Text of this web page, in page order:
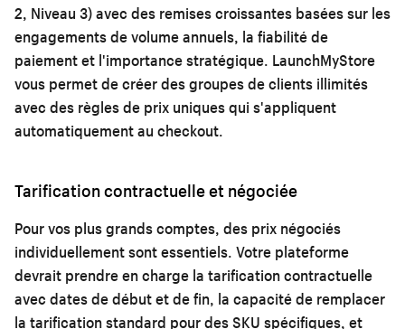
2, Niveau 3) avec des remises croissantes basées sur les
engagements de volume annuels, la fiabilité de
paiement et l'importance stratégique. LaunchMyStore
vous permet de créer des groupes de clients illimités
avec des règles de prix uniques qui s'appliquent
automatiquement au checkout.
Tarification contractuelle et négociée
Pour vos plus grands comptes, des prix négociés
individuellement sont essentiels. Votre plateforme
devrait prendre en charge la tarification contractuelle
avec dates de début et de fin, la capacité de remplacer
la tarification standard pour des SKU spécifiques, et